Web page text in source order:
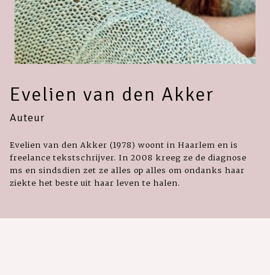
Evelien van den Akker
Auteur
Evelien van den Akker (1978) woont in Haarlem en is
freelance tekstschrijver. In 2008 kreeg ze de diagnose
ms en sindsdien zet ze alles op alles om ondanks haar
ziekte het beste uit haar leven te halen.